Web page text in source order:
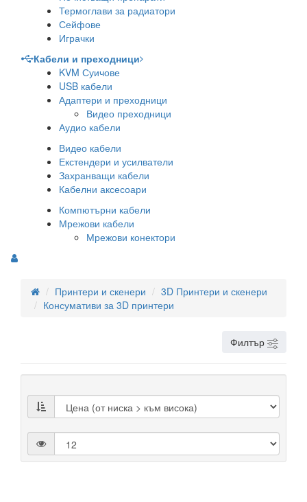
Термоглави за радиатори
Сейфове
Играчки
Кабели и преходници
KVM Суичове
USB кабели
Адаптери и преходници
Видео преходници
Аудио кабели
Видео кабели
Екстендери и усилватели
Захранващи кабели
Кабелни аксесоари
Компютърни кабели
Мрежови кабели
Мрежови конектори
Принтери и скенери
3D Принтери и скенери
Консумативи за 3D принтери
Филтър